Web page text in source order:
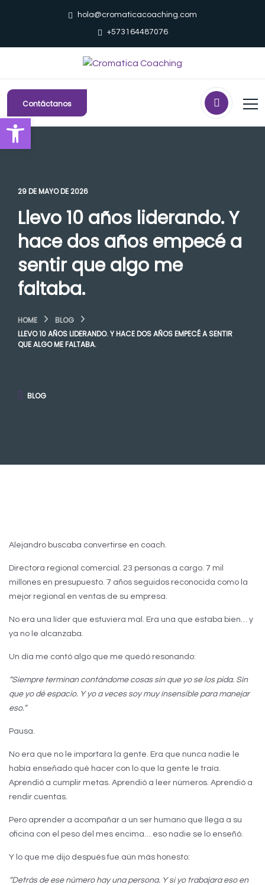
hola@cromaticacoaching.com
+573164487076
Contáctanos
29 DE MAYO DE 2026
Llevo 10 años liderando. Y
hace dos años empecé a
sentir que algo me
faltaba.
HOME
BLOG
LLEVO 10 AÑOS LIDERANDO. Y HACE DOS AÑOS EMPECÉ A SENTIR
QUE ALGO ME FALTABA.
BLOG
Alejandro buscaba convertirse en coach.
Directora regional comercial. 23 personas a cargo. 7 mil
millones en presupuesto. 7 años seguidos reconocida como la
mejor regional en ventas de su empresa.
No era una líder que estuviera mal. Era una que estaba bien… y
ya no le alcanzaba.
Un día me contó algo que me quedó resonando:
“Siempre terminan contándome cosas sin que yo se los pida. Sin
que yo dé espacio. Y yo a veces soy muy insensible para manejar
eso.”
Pausa.
No era que no le importara la gente. Era que nunca nadie le
había enseñado qué hacer con lo que la gente le traía.
Aprendió a cumplir metas. Aprendió a leer números. Aprendió a
rendir cuentas.
Pero aprender a acompañar a un ser humano que llega a su
oficina con el peso del mes encima… eso nadie se lo enseñó.
Y lo que me dijo después fue aún más honesto:
“Detrás de ese número hay una persona. Y si yo trabajara eso en
Abrir barra de herramientas